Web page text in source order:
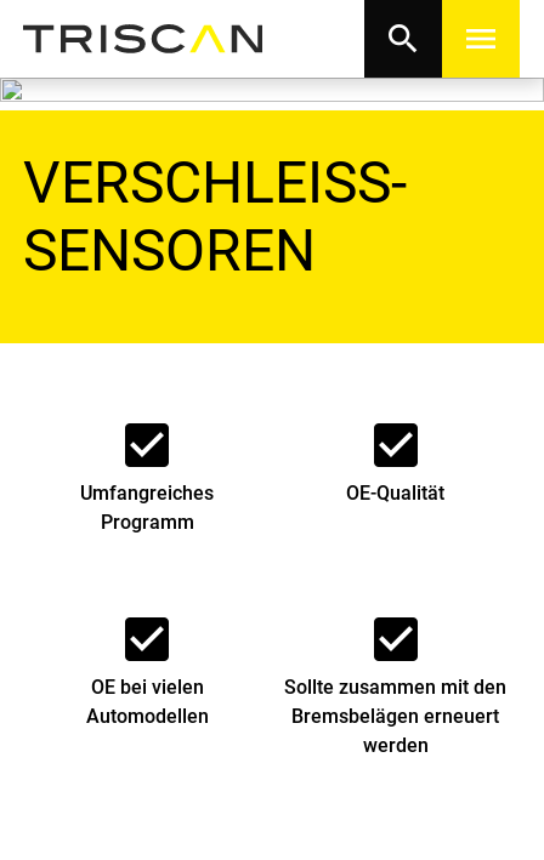
search menu
VERSCHLEISS-
SENSOREN
check_box
Umfangreiches
Programm
check_box
OE-Qualität
check_box
OE bei vielen
Automodellen
check_box
Sollte zusammen mit den
Bremsbelägen erneuert
werden